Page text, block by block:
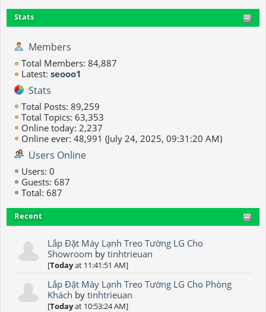
Stats
Members
Total Members: 84,887
Latest: seooo1
Stats
Total Posts: 89,259
Total Topics: 63,353
Online today: 2,237
Online ever: 48,991 (July 24, 2025, 09:31:20 AM)
Users Online
Users: 0
Guests: 687
Total: 687
Recent
Lắp Đặt Máy Lạnh Treo Tường LG Cho
Showroom bytinhtrieuan
[Todayat 11:41:51 AM]
Lắp Đặt Máy Lạnh Treo Tường LG Cho Phòng
Khách bytinhtrieuan
[Todayat 10:53:24 AM]